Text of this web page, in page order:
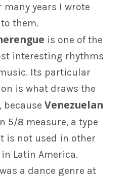
many years I wrote
them.
is one of the
interesting rhythms
Its particular
is what draws the
Venezuelan
5/8 measure, a type
is not used in other
Latin America.
a dance genre at